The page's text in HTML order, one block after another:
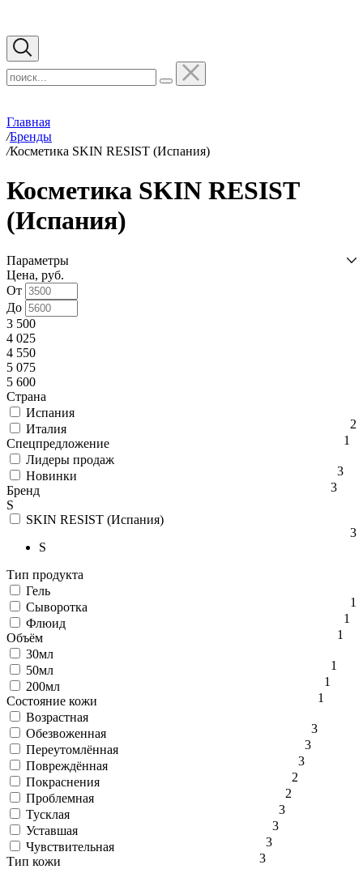
Главная
/Бренды
/Косметика SKIN RESIST (Испания)
Косметика SKIN RESIST
(Испания)
Параметры
Цена, руб.
От
До
3 500
4 025
4 550
5 075
5 600
Страна
Испания
2
Италия
1
Спецпредложение
Лидеры продаж
3
Новинки
3
Бренд
S
SKIN RESIST (Испания)
3
S
Тип продукта
Гель
1
Сыворотка
1
Флюид
1
Объём
30мл
1
50мл
1
200мл
1
Состояние кожи
Возрастная
3
Обезвоженная
3
Переутомлённая
3
Повреждённая
2
Покраснения
2
Проблемная
3
Тусклая
3
Уставшая
3
Чувствительная
3
Тип кожи